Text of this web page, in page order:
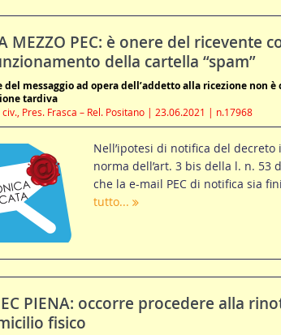
MEZZO PEC: è onere del ricevente
della cartella “spam”
del messaggio ad opera dell’addetto alla ricezione non
tardiva
Pres. Frasca – Rel. Positano | 23.06.2021 | n.17968
Nell’ipotesi di notifica del decreto
norma dell’art. 3 bis della l. n. 53
che la e-mail PEC di notifica sia
tutto...
PIENA: occorre procedere alla
fisico